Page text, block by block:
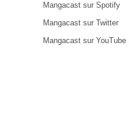
Mangacast sur Spotify
Mangacast sur Twitter
Mangacast sur YouTube